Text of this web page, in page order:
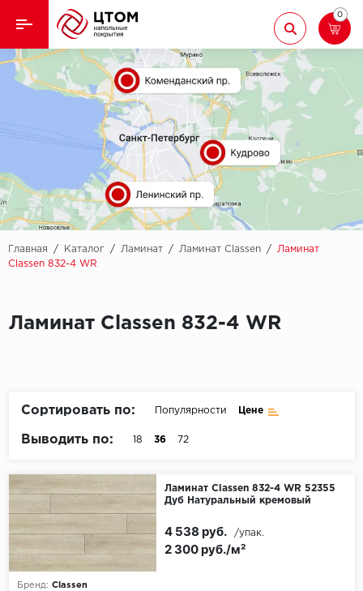
Назад
Кварцвиниловая плитка
Назад
Aberhof
Adelar
Alfa
AllureFloor
Alpine floor
Arbiton
CorkArt Vinyl
CronaFloor
Ламинат
Ковролин
Линолеум
Паркет
Плинтус
0
Главная / Каталог / Ламинат / Ламинат Classen /
Ламинат
Classen 832-4 WR
Ламинат Classen 832-4 WR
Сортировать по: Популярности Цене
Выводить по: 18 36 72
Ламинат Classen 832-4 WR 52355
Дуб Натуральный кремовый
Бренд: Classen
2 300 руб./м²
4 538 руб. /упак.